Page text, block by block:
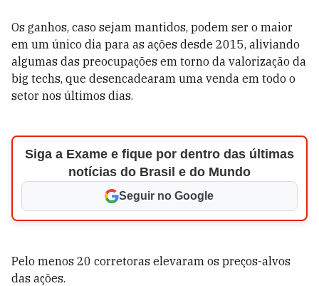
Os ganhos, caso sejam mantidos, podem ser o maior
em um único dia para as ações desde 2015, aliviando
algumas das preocupações em torno da valorização da
big techs, que desencadearam uma venda em todo o
setor nos últimos dias.
Siga a Exame e fique por dentro das últimas
notícias do Brasil e do Mundo
Seguir no Google
Pelo menos 20 corretoras elevaram os preços-alvos
das ações.